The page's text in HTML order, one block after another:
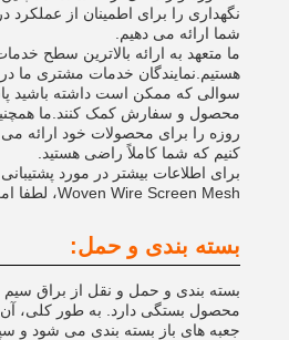
نگهداری را برای اطمینان از
شما ارائه می دهیم.
ما متعهد به ارائه بالاترین سطح
هستیم.نمایندگان خدمات مشتری ما
سوالی که ممکن است داشته باشید
روزه را برای محصولات خود ارائه
کنیم که شما کاملاً راضی هستید.
برای اطلاعات بیشتر در مورد
Woven Wire Screen Mesh، لطفا امروز با ما تماس بگیرید.
بسته بندی و حمل:
بسته بندی و حمل و نقل از براق سیم
محصول بستگی دارد. به طور کلی، آن
جعبه های باز بسته بندی می شود و